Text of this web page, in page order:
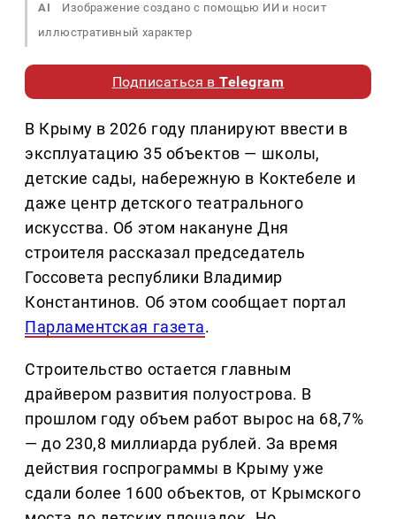
AI
Изображение создано с помощью ИИ и носит
иллюстративный характер
Подписаться вTelegram
В Крыму в 2026 году планируют ввести в
эксплуатацию 35 объектов — школы,
детские сады, набережную в Коктебеле и
даже центр детского театрального
искусства. Об этом накануне Дня
строителя рассказал председатель
Госсовета республики Владимир
Константинов. Об этом сообщает портал
Парламентская газета.
Строительство остается главным
драйвером развития полуострова. В
прошлом году объем работ вырос на 68,7%
— до 230,8 миллиарда рублей. За время
действия госпрограммы в Крыму уже
сдали более 1600 объектов, от Крымского